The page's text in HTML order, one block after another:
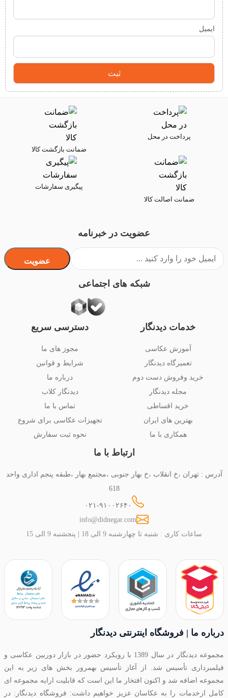
ایمیل
پرداخت در محل
ضمانت بازگشت کالا
ضمانت اصالت کالا
پیگیری سفارشات
خدمات دیدنگار
آموزش عکاسی
تعمیرگاه دیدنگار
خرید وفروش دست دوم
مجله دیدنگار
خرید اقساطی
بهترین های ایران
همکاری با ما
دسترسی سریع
مجوز های ما
شرایط و قوانین
درباره ما
دیدنگار کلاب
تماس با ما
تجهیزات عکاسی برای شروع
نحوه ثبت سفارش
ارتباط با ما
آدرس : تهران ،خ انقلاب ،خ بهار جنوبی ،مجتمع بهار ،طبقه پنجم اداری واحد
618
۰۲۱-۹۱۰۰۲۶۴۰
info@didnegar.com
ساعات کاری : شنبه تا چهارشنبه 9 الی 18 | پنجشنبه 9 الی 15
عضویت در خبرنامه
عضویت
شبکه های اجتماعی
درباره ما | فروشگاه اینترنتی دیدنگار
مجموعه دیدنگار در سال 1389 با رویکرد حضور در بازار دوربین عکاسی و
فیلمبرداری تأسیس شد. از آغاز تأسیس بهمرور بخش های زیر به این
مجموعه اضافه شد و اکنون افتخار ما این است که قابلیت ارایه مجموعه ای
کامل ازخدمات را به عکاسان عزیز خواهیم داشت: فروشگاه دیدنگار: در